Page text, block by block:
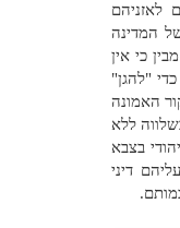
לאזניהם
המדינה
כי אין
"להגן"
האמונה
ללא
בצבא
דיני